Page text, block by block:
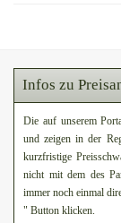
Infos zu
Die auf unserem
und zeigen in der
kurzfristige
nicht mit dem des
immer noch einmal
" Button klicken.